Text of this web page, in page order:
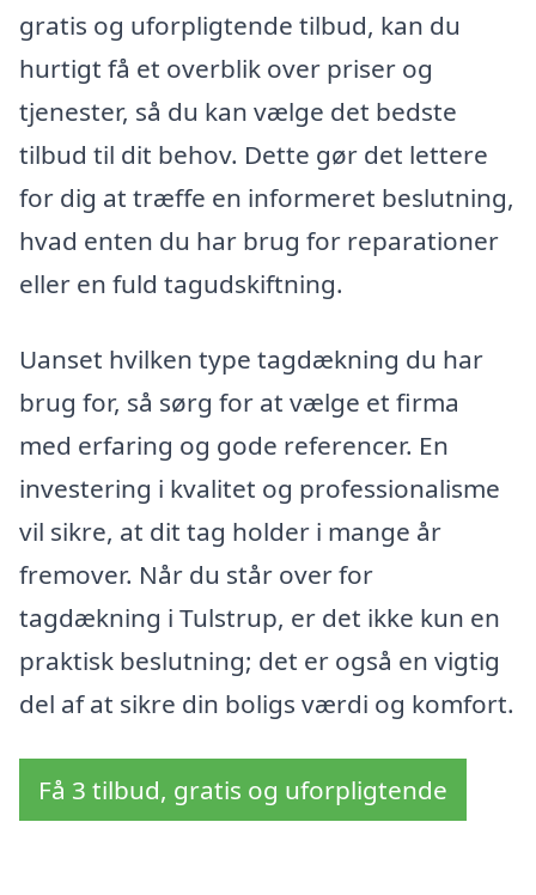
gratis og uforpligtende tilbud, kan du
hurtigt få et overblik over priser og
tjenester, så du kan vælge det bedste
tilbud til dit behov. Dette gør det lettere
for dig at træffe en informeret beslutning,
hvad enten du har brug for reparationer
eller en fuld tagudskiftning.
Uanset hvilken type tagdækning du har
brug for, så sørg for at vælge et firma
med erfaring og gode referencer. En
investering i kvalitet og professionalisme
vil sikre, at dit tag holder i mange år
fremover. Når du står over for
tagdækning i Tulstrup, er det ikke kun en
praktisk beslutning; det er også en vigtig
del af at sikre din boligs værdi og komfort.
Få 3 tilbud, gratis og uforpligtende